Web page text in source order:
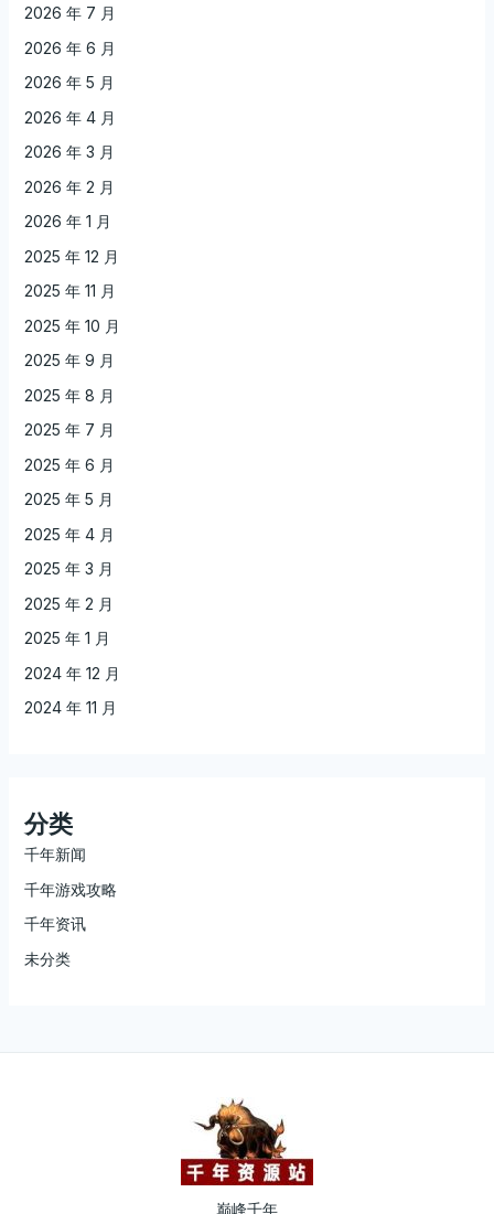
2026 年 7 月
2026 年 6 月
2026 年 5 月
2026 年 4 月
2026 年 3 月
2026 年 2 月
2026 年 1 月
2025 年 12 月
2025 年 11 月
2025 年 10 月
2025 年 9 月
2025 年 8 月
2025 年 7 月
2025 年 6 月
2025 年 5 月
2025 年 4 月
2025 年 3 月
2025 年 2 月
2025 年 1 月
2024 年 12 月
2024 年 11 月
分类
千年新闻
千年游戏攻略
千年资讯
未分类
巅峰千年